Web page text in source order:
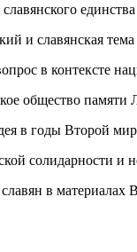
и славянская
в контексте
общество памяти
в годы Второй
солидарности и
в материалах